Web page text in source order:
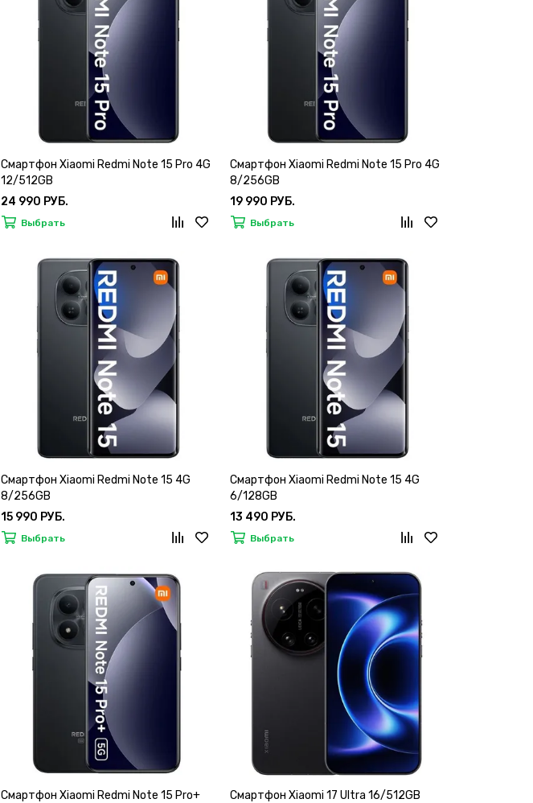
Смартфон Xiaomi Redmi Note 15 Pro 4G
12/512GB
24 990 РУБ.
Выбрать
Смартфон Xiaomi Redmi Note 15 Pro 4G
8/256GB
19 990 РУБ.
Выбрать
Смартфон Xiaomi Redmi Note 15 4G
8/256GB
15 990 РУБ.
Выбрать
Смартфон Xiaomi Redmi Note 15 4G
6/128GB
13 490 РУБ.
Выбрать
Смартфон Xiaomi Redmi Note 15 Pro+
Смартфон Xiaomi 17 Ultra 16/512GB